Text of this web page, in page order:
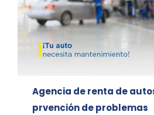
Agencia de renta de
prvención de problemas